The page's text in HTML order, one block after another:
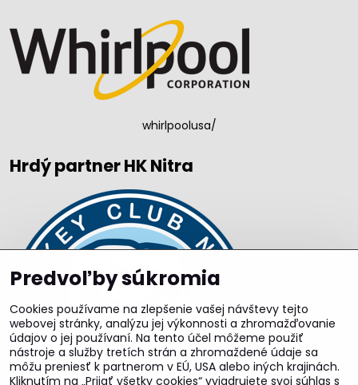
whirlpoolusa/
Hrdý partner HK Nitra
Predvoľby súkromia
Cookies používame na zlepšenie vašej návštevy tejto
webovej stránky, analýzu jej výkonnosti a zhromažďovanie
údajov o jej používaní. Na tento účel môžeme použiť
nástroje a služby tretích strán a zhromaždené údaje sa
môžu preniesť k partnerom v EÚ, USA alebo iných krajinách.
Kliknutím na „Prijať všetky cookies“ vyjadrujete svoj súhlas s